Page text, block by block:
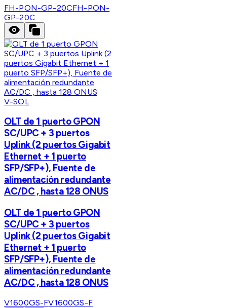
FH-PON-GP-20CFH-PON-
GP-20C
V-SOL
OLT de 1 puerto GPON
SC/UPC + 3 puertos
Uplink (2 puertos Gigabit
Ethernet + 1 puerto
SFP/SFP+), Fuente de
alimentación redundante
AC/DC , hasta 128 ONUS
OLT de 1 puerto GPON
SC/UPC + 3 puertos
Uplink (2 puertos Gigabit
Ethernet + 1 puerto
SFP/SFP+), Fuente de
alimentación redundante
AC/DC , hasta 128 ONUS
V1600GS-FV1600GS-F